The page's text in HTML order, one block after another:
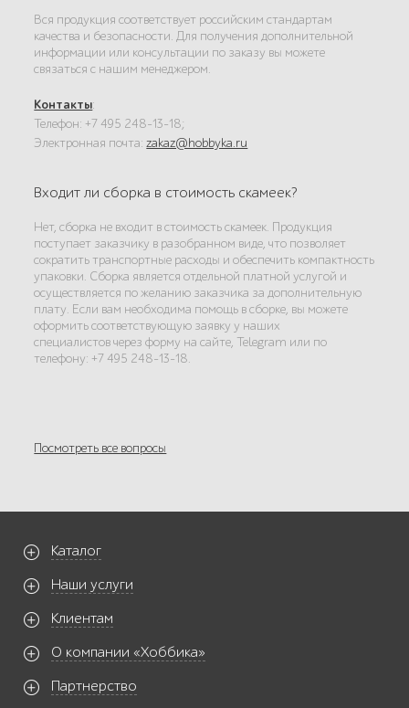
Вся продукция соответствует российским стандартам
качества и безопасности. Для получения дополнительной
информации или консультации по заказу вы можете
связаться с нашим менеджером.
Контакты:
Телефон: +7 495 248-13-18;
Электронная почта:zakaz@hobbyka.ru
Входит ли сборка в стоимость скамеек?
Нет, сборка не входит в стоимость скамеек. Продукция
поступает заказчику в разобранном виде, что позволяет
сократить транспортные расходы и обеспечить компактность
упаковки. Сборка является отдельной платной услугой и
осуществляется по желанию заказчика за дополнительную
плату. Если вам необходима помощь в сборке, вы можете
оформить соответствующую заявку у наших
специалистов через форму на сайте, Telegram или по
телефону: +7 495 248-13-18.
Посмотреть все вопросы
Каталог
Наши услуги
Клиентам
О компании «Хоббика»
Партнерство